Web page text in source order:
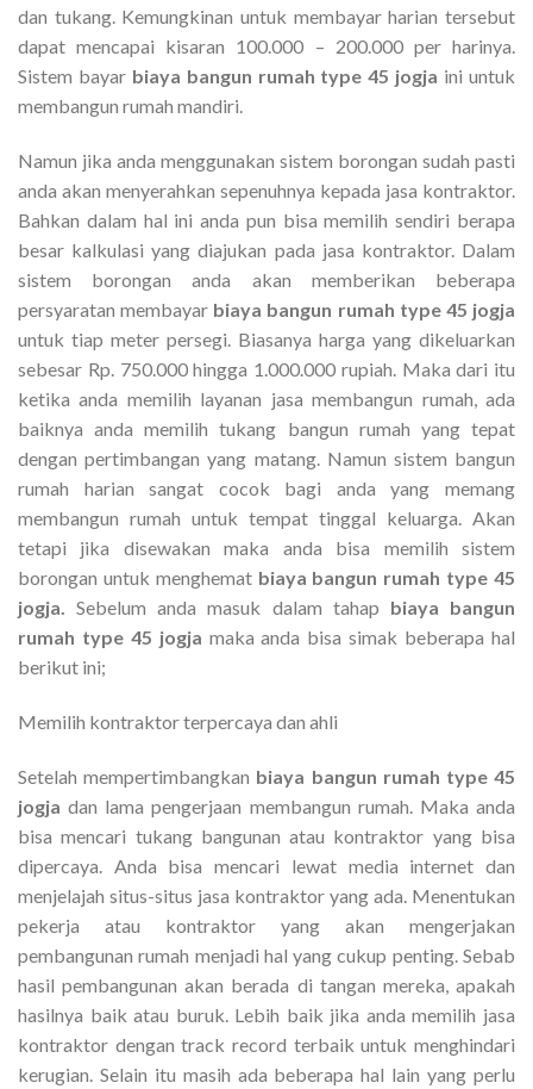
dan tukang. Kemungkinan untuk membayar harian tersebut
dapat mencapai kisaran 100.000 – 200.000 per harinya.
Sistem bayar biaya bangun rumah type 45 jogja ini untuk
membangun rumah mandiri.
Namun jika anda menggunakan sistem borongan sudah pasti
anda akan menyerahkan sepenuhnya kepada jasa kontraktor.
Bahkan dalam hal ini anda pun bisa memilih sendiri berapa
besar kalkulasi yang diajukan pada jasa kontraktor. Dalam
sistem borongan anda akan memberikan beberapa
persyaratan membayar biaya bangun rumah type 45 jogja
untuk tiap meter persegi. Biasanya harga yang dikeluarkan
sebesar Rp. 750.000 hingga 1.000.000 rupiah. Maka dari itu
ketika anda memilih layanan jasa membangun rumah, ada
baiknya anda memilih tukang bangun rumah yang tepat
dengan pertimbangan yang matang. Namun sistem bangun
rumah harian sangat cocok bagi anda yang memang
membangun rumah untuk tempat tinggal keluarga. Akan
tetapi jika disewakan maka anda bisa memilih sistem
borongan untuk menghemat biaya bangun rumah type 45
jogja.Sebelum anda masuk dalam tahap biaya bangun
rumah type 45 jogja maka anda bisa simak beberapa hal
berikut ini;
Memilih kontraktor terpercaya dan ahli
Setelah mempertimbangkan biaya bangun rumah type 45
jogjadan lama pengerjaan membangun rumah. Maka anda
bisa mencari tukang bangunan atau kontraktor yang bisa
dipercaya. Anda bisa mencari lewat media internet dan
menjelajah situs-situs jasa kontraktor yang ada. Menentukan
pekerja atau kontraktor yang akan mengerjakan
pembangunan rumah menjadi hal yang cukup penting. Sebab
hasil pembangunan akan berada di tangan mereka, apakah
hasilnya baik atau buruk. Lebih baik jika anda memilih jasa
kontraktor dengan track record terbaik untuk menghindari
kerugian. Selain itu masih ada beberapa hal lain yang perlu